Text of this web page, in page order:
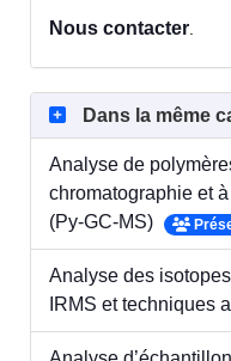
Nous contacter.
Dans la même
Analyse de
chromatographie et
(Py-GC-MS)
Analyse des
IRMS et techniques